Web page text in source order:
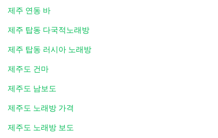
제주 연동 바
제주 탑동 다국적노래방
제주 탑동 러시아 노래방
제주도 건마
제주도 남보도
제주도 노래방 가격
제주도 노래방 보도